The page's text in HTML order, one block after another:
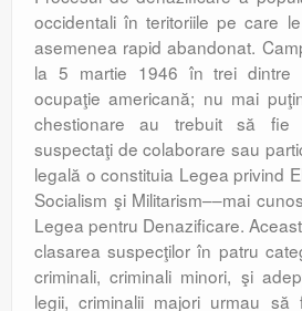
occidentali în teritoriile pe care
asemenea rapid abandonat.
la 5 martie 1946 în trei dintre
ocupaţie americană; nu mai
chestionare au trebuit să fie
suspectaţi de colaborare sau
legală o constituia Legea privind
Socialism şi Militarism––mai
Legea pentru Denazificare.
clasarea suspecţilor în patru
criminali, criminali minori, şi
legii, criminalii majori urmau